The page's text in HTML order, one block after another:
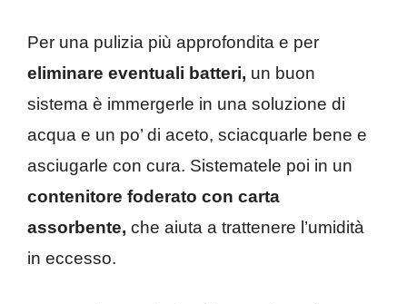
Per una pulizia più approfondita e per
eliminare eventuali batteri, un buon
sistema è immergerle in una soluzione di
acqua e un po’ di aceto, sciacquarle bene e
asciugarle con cura. Sistematele poi in un
contenitore foderato con carta
assorbente, che aiuta a trattenere l’umidità
in eccesso.